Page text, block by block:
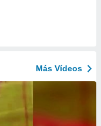
Más Vídeos